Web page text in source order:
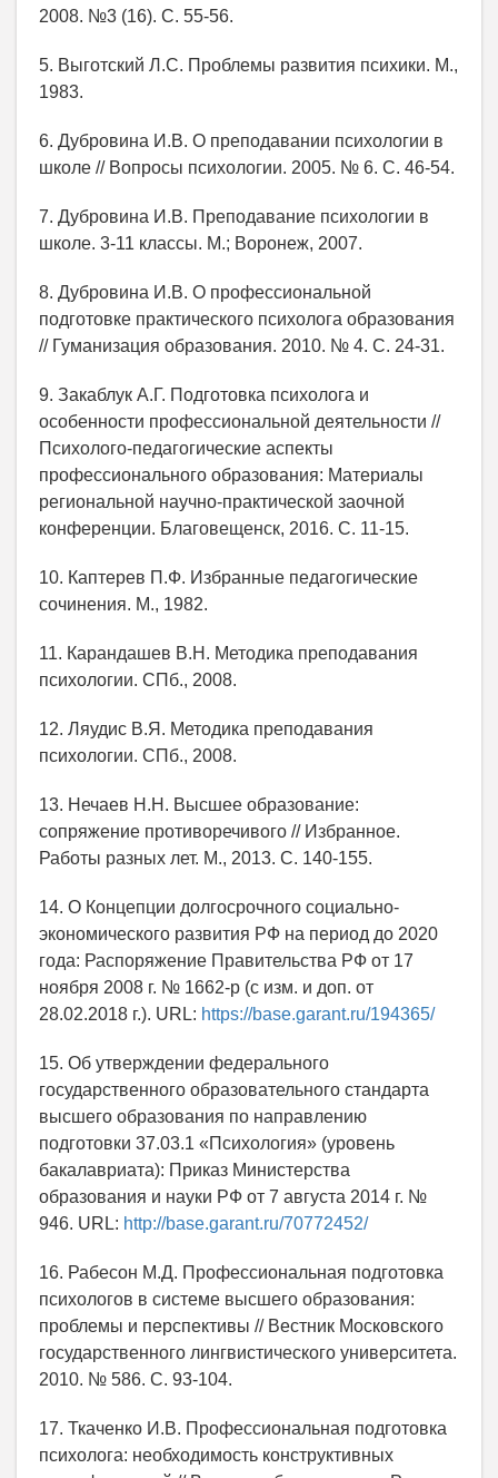
2008. №3 (16). С. 55-56.
5. Выготский Л.С. Проблемы развития психики. М.,
1983.
6. Дубровина И.В. О преподавании психологии в
школе // Вопросы психологии. 2005. № 6. С. 46-54.
7. Дубровина И.В. Преподавание психологии в
школе. 3-11 классы. М.; Воронеж, 2007.
8. Дубровина И.В. О профессиональной
подготовке практического психолога образования
// Гуманизация образования. 2010. № 4. С. 24-31.
9. Закаблук А.Г. Подготовка психолога и
особенности профессиональной деятельности //
Психолого-педагогические аспекты
профессионального образования: Материалы
региональной научно-практической заочной
конференции. Благовещенск, 2016. С. 11-15.
10. Каптерев П.Ф. Избранные педагогические
сочинения. М., 1982.
11. Карандашев В.Н. Методика преподавания
психологии. СПб., 2008.
12. Ляудис В.Я. Методика преподавания
психологии. СПб., 2008.
13. Нечаев Н.Н. Высшее образование:
сопряжение противоречивого // Избранное.
Работы разных лет. М., 2013. С. 140-155.
14. О Концепции долгосрочного социально-
экономического развития РФ на период до 2020
года: Распоряжение Правительства РФ от 17
ноября 2008 г. № 1662-р (с изм. и доп. от
28.02.2018 г.). URL: https://base.garant.ru/194365/
15. Об утверждении федерального
государственного образовательного стандарта
высшего образования по направлению
подготовки 37.03.1 «Психология» (уровень
бакалавриата): Приказ Министерства
образования и науки РФ от 7 августа 2014 г. №
946. URL: http://base.garant.ru/70772452/
16. Рабесон М.Д. Профессиональная подготовка
психологов в системе высшего образования:
проблемы и перспективы // Вестник Московского
государственного лингвистического университета.
2010. № 586. С. 93-104.
17. Ткаченко И.В. Профессиональная подготовка
психолога: необходимость конструктивных